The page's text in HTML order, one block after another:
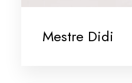
Mestre Didi